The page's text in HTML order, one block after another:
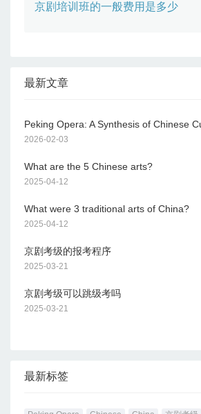
京剧培训班的一般费用是多少
最新文章
Peking Opera: A Synthesis of Chinese
2026-02-03
What are the 5 Chinese arts?
2025-04-12
What were 3 traditional arts of China?
2025-04-12
京剧考级的报考程序
2025-03-21
京剧考级可以跳级考吗
2025-03-21
最新标签